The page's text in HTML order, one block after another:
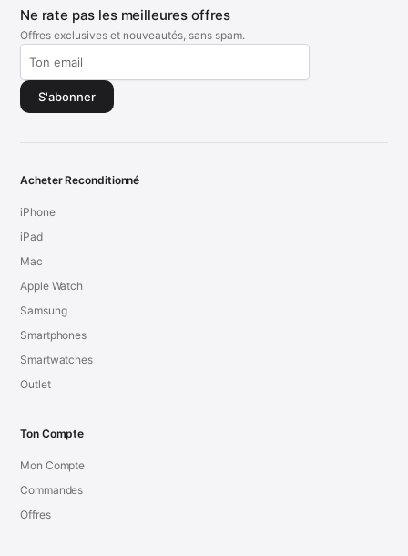
Ne rate pas les meilleures offres
Offres exclusives et nouveautés, sans spam.
S'abonner
Acheter Reconditionné
iPhone
iPad
Mac
Apple Watch
Samsung
Smartphones
Smartwatches
Outlet
Ton Compte
Mon Compte
Commandes
Offres